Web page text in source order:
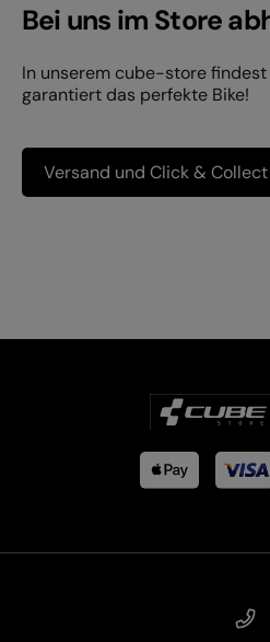
Bei uns im Store
In unserem cube-store findest
garantiert das perfekte Bike!
Versand und Click & Collect